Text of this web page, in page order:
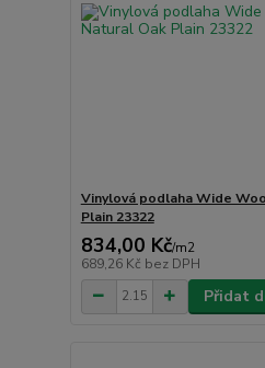
Vinylová podlaha Wide
Plain 23322
834,00 Kč/m2
689,26 Kč bez DPH
Přidat